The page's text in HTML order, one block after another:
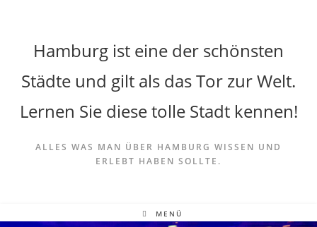
Hamburg ist eine der schönsten
Städte und gilt als das Tor zur Welt.
Lernen Sie diese tolle Stadt kennen!
ALLES WAS MAN ÜBER HAMBURG WISSEN UND
ERLEBT HABEN SOLLTE.
MENÜ